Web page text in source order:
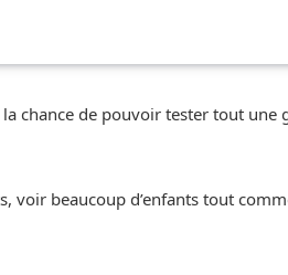
la chance de pouvoir tester tout
voir beaucoup d’enfants tout